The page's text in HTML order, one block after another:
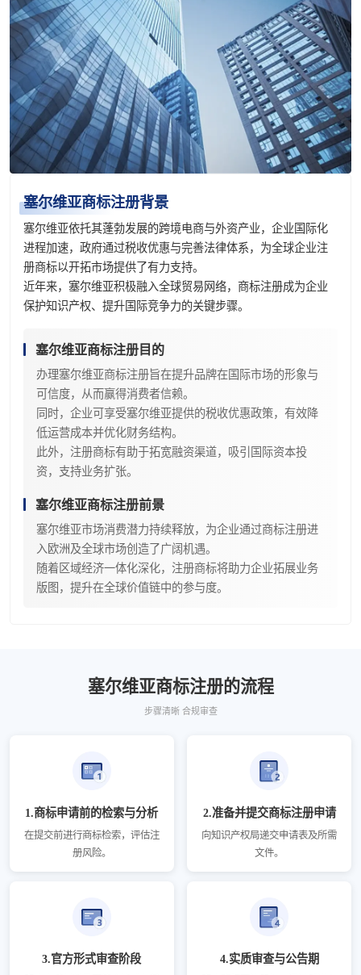
塞尔维亚商标注册背景
塞尔维亚依托其蓬勃发展的跨境电商与外资产业，企业国际化
进程加速，政府通过税收优惠与完善法律体系，为全球企业注
册商标以开拓市场提供了有力支持。
近年来，塞尔维亚积极融入全球贸易网络，商标注册成为企业
保护知识产权、提升国际竞争力的关键步骤。
塞尔维亚商标注册目的
办理塞尔维亚商标注册旨在提升品牌在国际市场的形象与
可信度，从而赢得消费者信赖。
同时，企业可享受塞尔维亚提供的税收优惠政策，有效降
低运营成本并优化财务结构。
此外，注册商标有助于拓宽融资渠道，吸引国际资本投
资，支持业务扩张。
塞尔维亚商标注册前景
塞尔维亚市场消费潜力持续释放，为企业通过商标注册进
入欧洲及全球市场创造了广阔机遇。
随着区域经济一体化深化，注册商标将助力企业拓展业务
版图，提升在全球价值链中的参与度。
塞尔维亚商标注册的流程
步骤清晰 合规审查
1.商标申请前的检索与分析
在提交前进行商标检索，评估注
册风险。
2.准备并提交商标注册申请
向知识产权局递交申请表及所需
文件。
3.官方形式审查阶段 4.实质审查与公告期